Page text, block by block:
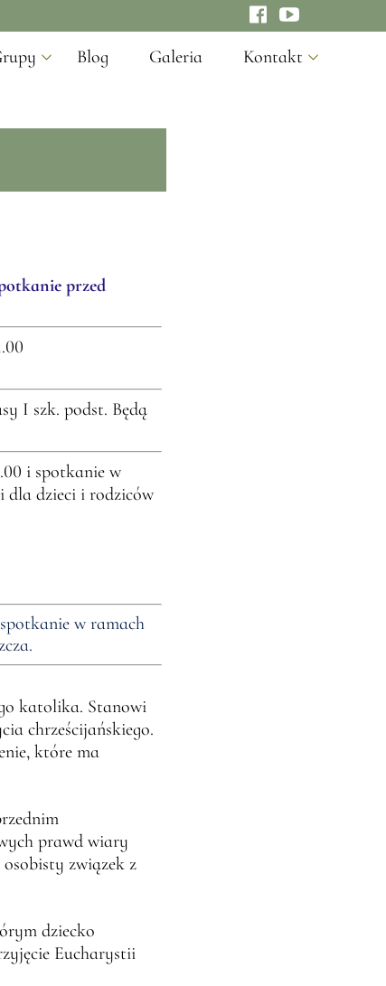
Dziecięca
Róża
w Modlitwie
Blog Galeria Kontakt
przed
I szk. podst. Będą
i spotkanie w
dla dzieci i rodziców
w ramach
katolika. Stanowi
chrześcijańskiego.
które ma
prawd wiary
związek z
dziecko
Eucharystii